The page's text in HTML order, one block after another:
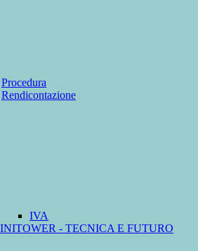
Procedura
Rendicontazione
IVA
- TECNICA E FUTURO